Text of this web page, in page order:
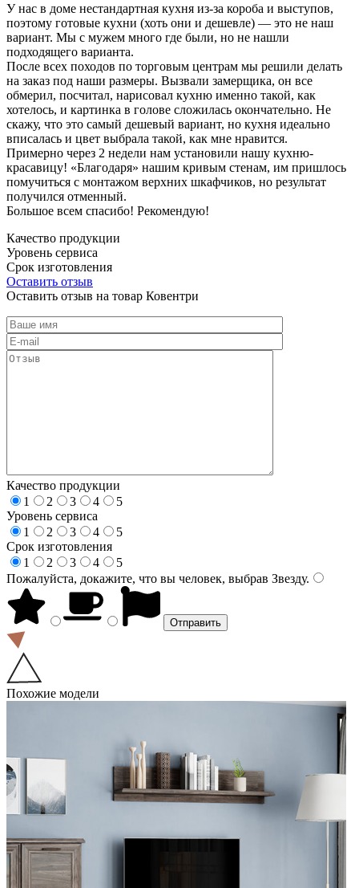
У нас в доме нестандартная кухня из-за короба и выступов,
поэтому готовые кухни (хоть они и дешевле) — это не наш
вариант. Мы с мужем много где были, но не нашли
подходящего варианта.
После всех походов по торговым центрам мы решили делать
на заказ под наши размеры. Вызвали замерщика, он все
обмерил, посчитал, нарисовал кухню именно такой, как
хотелось, и картинка в голове сложилась окончательно. Не
скажу, что это самый дешевый вариант, но кухня идеально
вписалась и цвет выбрала такой, как мне нравится.
Примерно через 2 недели нам установили нашу кухню-
красавицу! «Благодаря» нашим кривым стенам, им пришлось
помучиться с монтажом верхних шкафчиков, но результат
получился отменный.
Большое всем спасибо! Рекомендую!
Качество продукции
Уровень сервиса
Срок изготовления
Оставить отзыв
Оставить отзыв на товар Ковентри
Качество продукции
1
2 3 4
5
Уровень сервиса
1
2 3 4
5
Срок изготовления
1
2 3 4
5
Пожалуйста, докажите, что вы человек, выбрав Звезду.
Похожие модели